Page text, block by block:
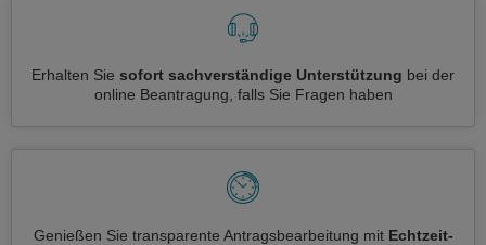
Erhalten Sie sofort sachverständige Unterstützung bei der
online Beantragung, falls Sie Fragen haben
Genießen Sie transparente Antragsbearbeitung mit Echtzeit-